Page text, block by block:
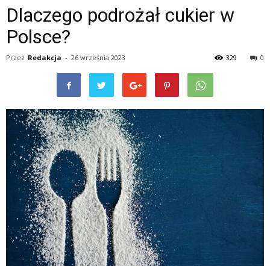
Dlaczego podrożał cukier w
Polsce?
Przez Redakcja - 26 września 2023 0
329